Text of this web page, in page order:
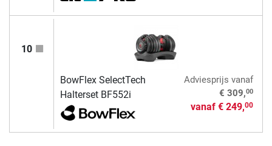
10
BowFlex SelectTech
Halterset BF552i
Adviesprijs vanaf
€ 309,00
vanaf € 249,00